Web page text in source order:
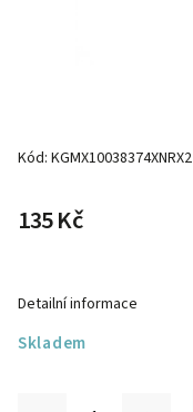
Kód: KGMX10038374XNRX2
135 Kč
Skladem
Detailní informace